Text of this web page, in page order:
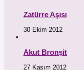
Zatürre Aşısı
30 Ekim 2012
Akut Bronşit
27 Kasım 2012